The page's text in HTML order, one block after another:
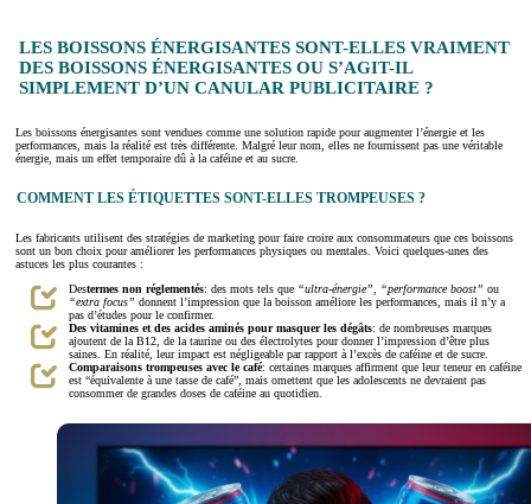
LES BOISSONS ÉNERGISANTES SONT-ELLES VRAIMENT
DES BOISSONS ÉNERGISANTES OU S’AGIT-IL
SIMPLEMENT D’UN CANULAR PUBLICITAIRE ?
Les boissons énergisantes sont vendues comme une solution rapide pour augmenter l’énergie et les
performances, mais la réalité est très différente. Malgré leur nom, elles ne fournissent pas une véritable
énergie, mais un effet temporaire dû à la caféine et au sucre.
COMMENT LES ÉTIQUETTES SONT-ELLES TROMPEUSES ?
Les fabricants utilisent des stratégies de marketing pour faire croire aux consommateurs que ces boissons
sont un bon choix pour améliorer les performances physiques ou mentales. Voici quelques-unes des
astuces les plus courantes :
Destermes non réglementés: des mots tels que “ultra-énergie”, “performance boost” ou
“extra focus” donnent l’impression que la boisson améliore les performances, mais il n’y a
pas d’études pour le confirmer.
Des vitamines et des acides aminés pour masquer les dégâts: de nombreuses marques
ajoutent de la B12, de la taurine ou des électrolytes pour donner l’impression d’être plus
saines. En réalité, leur impact est négligeable par rapport à l’excès de caféine et de sucre.
Comparaisons trompeuses avec le café: certaines marques affirment que leur teneur en caféine
est “équivalente à une tasse de café”, mais omettent que les adolescents ne devraient pas
consommer de grandes doses de caféine au quotidien.